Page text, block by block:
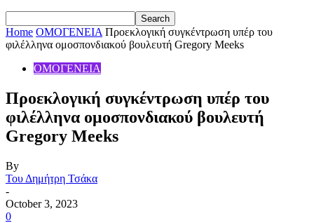
Home ΟΜΟΓΕΝΕΙΑ Προεκλογική συγκέντρωση υπέρ του
φιλέλληνα ομοσπονδιακού βουλευτή Gregory Meeks
ΟΜΟΓΕΝΕΙΑ
Προεκλογική συγκέντρωση υπέρ του
φιλέλληνα ομοσπονδιακού βουλευτή
Gregory Meeks
By
Του Δημήτρη Τσάκα
-
October 3, 2023
0